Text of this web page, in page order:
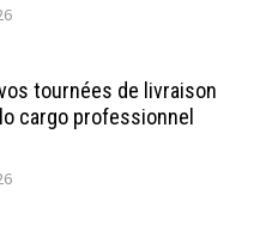
tournées de livraison
cargo professionnel